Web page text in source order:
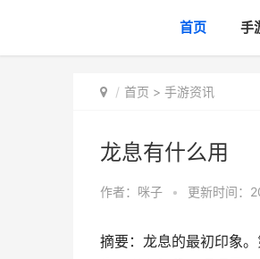
首页 手
首页 > 手游资讯
龙息有什么用
作者： 咪子 • 更新时间：
摘要：龙息的最初印象